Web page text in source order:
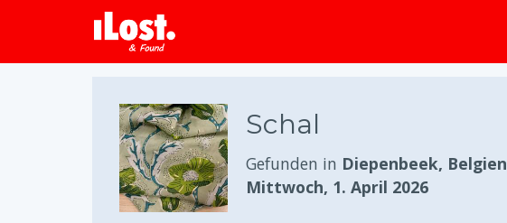
Schal
Gefunden in Diepenbeek, Belgien
Mittwoch, 1. April 2026